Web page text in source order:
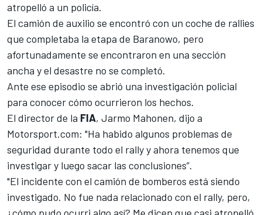
atropelló a un policía.
El camión de auxilio se encontró con un coche de rallies
que completaba la etapa de Baranowo, pero
afortunadamente se encontraron en una sección
ancha y el desastre no se completó.
Ante ese episodio se abrió una investigación policial
para conocer cómo ocurrieron los hechos.
El director de la FIA, Jarmo Mahonen, dijo a
Motorsport.com: "Ha habido algunos problemas de
seguridad durante todo el rally y ahora tenemos que
investigar y luego sacar las conclusiones”.
"El incidente con el camión de bomberos está siendo
investigado. No fue nada relacionado con el rally, pero,